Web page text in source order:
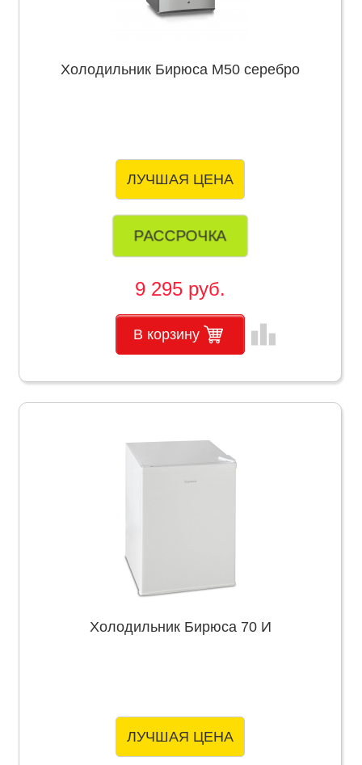
Холодильник Бирюса М50 серебро
ЛУЧШАЯ ЦЕНА
РАССРОЧКА
9 295 руб.
В корзину leaderboard
Холодильник Бирюса 70 И
ЛУЧШАЯ ЦЕНА